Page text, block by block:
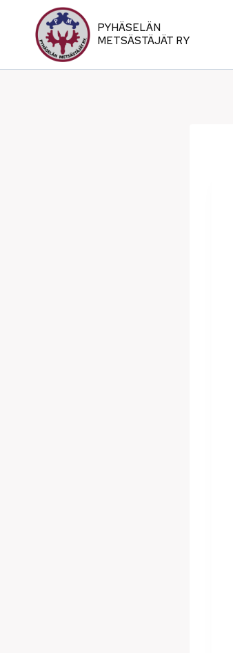
sisältöön
PYHÄSELÄN
METSÄSTÄJÄT RY